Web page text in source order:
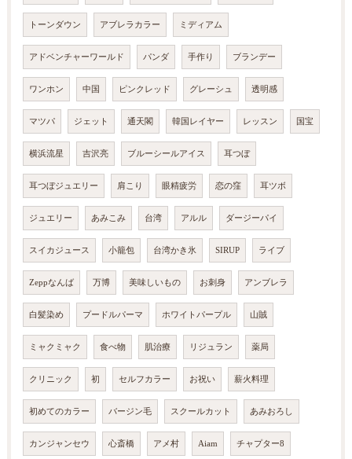
トーンダウン アブレラカラー ミディアム
アドベンチャーワールド パンダ 手作り ブランデー
ワンホン 中国 ピンクレッド グレーシュ 透明感
マツパ ジェット 通天閣 韓国レイヤー レッスン 国宝
横浜流星 吉沢亮 ブルーシールアイス 耳つぼ
耳つぼジュエリー 肩こり 眼精疲労 恋の窪 耳ツボ
ジュエリー あみこみ 台湾 アルル ダージーパイ
スイカジュース 小籠包 台湾かき氷 SIRUP ライブ
Zeppなんば 万博 美味しいもの お刺身 アンブレラ
白髪染め プードルパーマ ホワイトパープル 山賊
ミャクミャク 食べ物 肌治療 リジュラン 薬局
クリニック 初 セルフカラー お祝い 薪火料理
初めてのカラー バージン毛 スクールカット あみおろし
カンジャンセウ 心斎橋 アメ村 Aiam チャプター8